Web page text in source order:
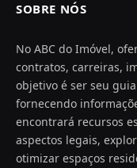
SOBRE NÓS
No ABC do Imóvel,
contratos, carreiras,
objetivo é ser seu
fornecendo
encontrará recursos
aspectos legais,
otimizar espaços